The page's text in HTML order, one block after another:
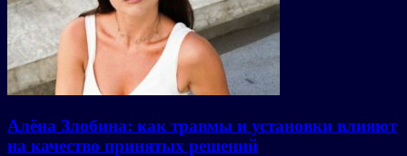
Алёна Злобина: как травмы и установки влияют
на качество принятых решений